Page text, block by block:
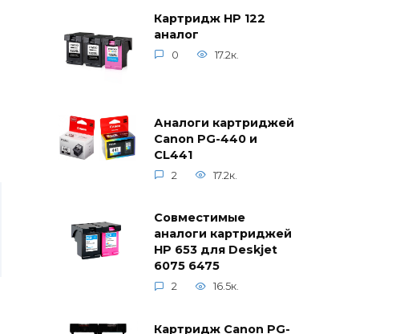
Картридж HP 122
аналог
0 17.2к.
Аналоги картриджей
Canon PG-440 и
CL441
2 17.2к.
Совместимые
аналоги картриджей
HP 653 для Deskjet
6075 6475
2 16.5к.
Картридж Canon PG-